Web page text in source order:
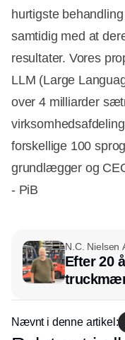
hurtigste
samtidig med at
resultater. Vores
LLM (Large
over 4 milliarder
forskellige 100
grundlægger og
- PiB
N.C. Nielsen
Efter 20
hos INOX
Nævnt i denne artikel: